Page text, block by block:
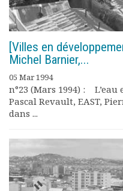
[Villes en
Michel Barnier,...
05 Mar 1994
n°23 (Mars 1994) :
Pascal Revault, EAST,
dans ...